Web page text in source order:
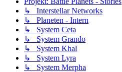
↳ Interstellar Networks
↳ Planeten - Intern
↳ System Ceta
↳ System Grando
↳ System Khal
↳ System Lyra
↳ System Merpha